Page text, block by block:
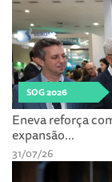
SOG 2026
Eneva reforça
expansão...
31/07/26